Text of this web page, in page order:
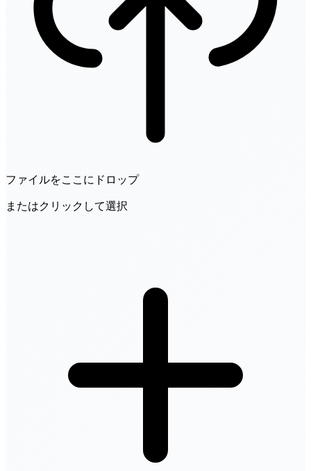
ファイルをここにドロップ
またはクリックして選択